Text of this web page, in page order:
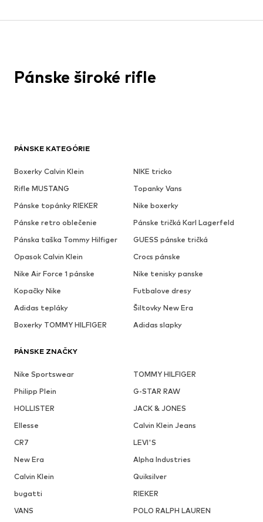
PÁNSKE KATEGÓRIE
Boxerky Calvin Klein
NIKE tricko
Rifle MUSTANG
Topanky Vans
Pánske topánky RIEKER
Nike boxerky
Pánske retro oblečenie
Pánske tričká Karl Lagerfeld
Pánska taška Tommy Hilfiger
GUESS pánske tričká
Opasok Calvin Klein
Crocs pánske
Nike Air Force 1 pánske
Nike tenisky panske
Kopačky Nike
Futbalove dresy
Adidas tepláky
Šiltovky New Era
Boxerky TOMMY HILFIGER
Adidas slapky
PÁNSKE ZNAČKY
Nike Sportswear
TOMMY HILFIGER
Philipp Plein
G-STAR RAW
HOLLISTER
JACK & JONES
Ellesse
Calvin Klein Jeans
CR7
LEVI'S
New Era
Alpha Industries
Calvin Klein
Quiksilver
bugatti
RIEKER
VANS
POLO RALPH LAUREN
Pánske široké rifle